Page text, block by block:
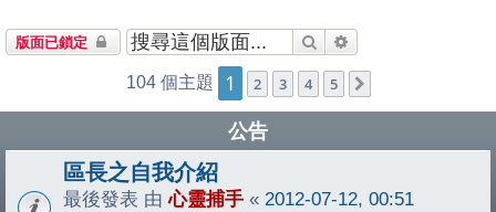
版面已鎖定 搜尋
104 個主題 1 2 3 4 5
公告
區長之自我介紹
最後發表 由心靈捕手 « 2012-07-12, 00:51